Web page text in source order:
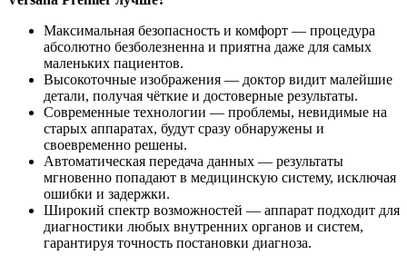
Максимальная безопасность и комфорт — процедура
абсолютно безболезненна и приятна даже для самых
маленьких пациентов.
Высокоточные изображения — доктор видит малейшие
детали, получая чёткие и достоверные результаты.
Современные технологии — проблемы, невидимые на
старых аппаратах, будут сразу обнаружены и
своевременно решены.
Автоматическая передача данных — результаты
мгновенно попадают в медицинскую систему, исключая
ошибки и задержки.
Широкий спектр возможностей — аппарат подходит для
диагностики любых внутренних органов и систем,
гарантируя точность постановки диагноза.